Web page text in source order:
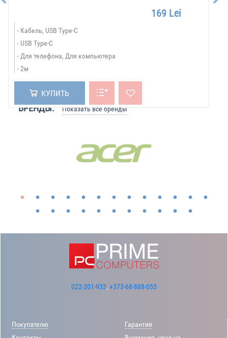
169 Lei
Кабель, USB Type-C
USB Type-C
Для телефона, Для компьютера
2м
КУПИТЬ
БРЕНДЫ: Показать все бренды
022-201-933, +373-68-888-055
Покупателю
Гарантия